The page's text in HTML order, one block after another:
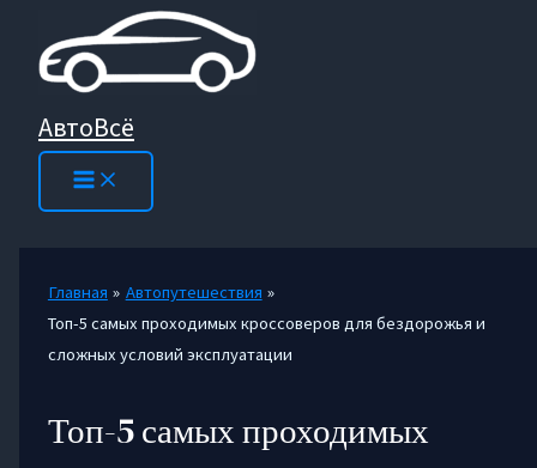
содержимому
АвтоВсё
Главная
Автопутешествия
Топ-5 самых проходимых кроссоверов для бездорожья и
сложных условий эксплуатации
Топ-5 самых проходимых